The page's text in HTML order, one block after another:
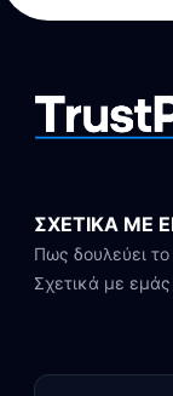
ΣΧΕΤΙΚΑ ΜΕ
Πως δουλεύει
Σχετικά με εμάς